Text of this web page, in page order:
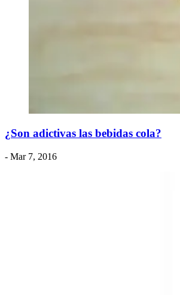
¿Son adictivas las bebidas cola?
- Mar 7, 2016